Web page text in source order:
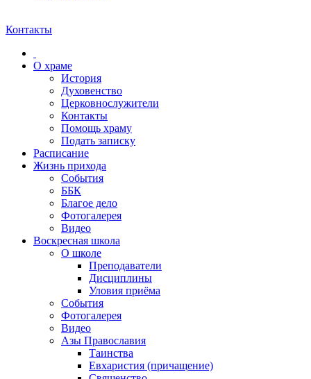
Контакты
О храме
История
Духовенство
Церковнослужители
Контакты
Помощь храму
Подать записку
Расписание
Жизнь прихода
События
ББК
Благое дело
Фотогалерея
Видео
Воскресная школа
О школе
Преподаватели
Дисциплины
Уловия приёма
События
Фотогалерея
Видео
Азы Православия
Таинства
Евхаристия (причащение)